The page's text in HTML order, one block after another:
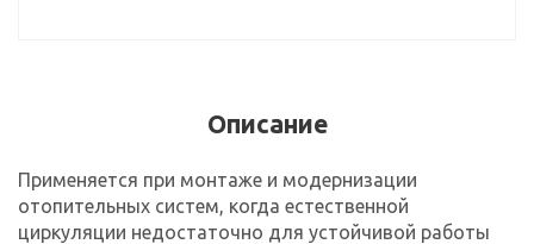
Описание
Применяется при монтаже и модернизации
отопительных систем, когда естественной
циркуляции недостаточно для устойчивой работы